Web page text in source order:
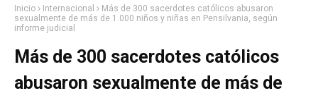
Inicio Internacional
Más de 300 sacerdotes católicos abusaron
sexualmente de más de 1.000 niños y niñas en Pensilvania, según
informe judicial
Más de 300 sacerdotes católicos
abusaron sexualmente de más de